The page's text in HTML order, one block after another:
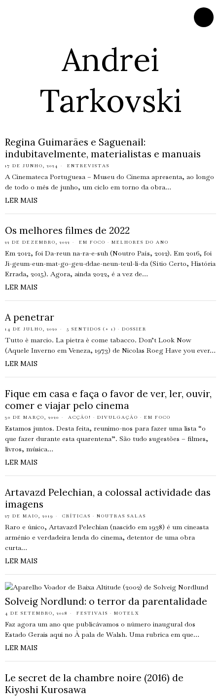
Andrei
Tarkovski
Regina Guimarães e Saguenail:
indubitavelmente, materialistas e manuais
17 DE JUNHO, 2024 ENTREVISTAS
A Cinemateca Portuguesa – Museu do Cinema apresenta, ao longo
de todo o mês de junho, um ciclo em torno da obra…
LER MAIS
Os melhores filmes de 2022
22 DE DEZEMBRO, 2022 EM FOCO · MELHORES DO ANO
Em 2012, foi Da-reun na-ra-e-suh (Noutro País, 2012). Em 2016, foi
Ji-geum-eun-mat-go-geu-ddae-neun-teul-li-da (Sítio Certo, História
Errada, 2015). Agora, ainda 2022, é a vez de…
LER MAIS
A penetrar
14 DE JULHO, 2020 5 SENTIDOS (+ 1) · DOSSIER
Tutto è marcio. La pietra è come tabacco. Don’t Look Now
(Aquele Inverno em Veneza, 1973) de Nicolas Roeg Have you ever…
LER MAIS
Fique em casa e faça o favor de ver, ler, ouvir,
comer e viajar pelo cinema
30 DE MARÇO, 2020 ACÇÃO! · DIVULGAÇÃO · EM FOCO
Estamos juntos. Desta feita, reunimo-nos para fazer uma lista “o
que fazer durante esta quarentena”. São tudo sugestões – filmes,
livros, música…
LER MAIS
Artavazd Pelechian, a colossal actividade das
imagens
27 DE MAIO, 2019 CRÍTICAS · NOUTRAS SALAS
Raro e único, Artavazd Pelechian (nascido em 1938) é um cineasta
arménio e verdadeira lenda do cinema, detentor de uma obra
curta…
LER MAIS
Solveig Nordlund: o terror da parentalidade
4 DE SETEMBRO, 2018 FESTIVAIS · MOTELX
Faz agora um ano que publicávamos o número inaugural dos
Estado Gerais aqui no À pala de Walsh. Uma rubrica em que…
LER MAIS
Le secret de la chambre noire (2016) de
Kiyoshi Kurosawa